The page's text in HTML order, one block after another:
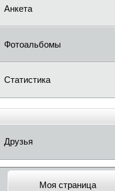
Анкета
Фотоальбомы
Статистика
Друзья
Моя страница